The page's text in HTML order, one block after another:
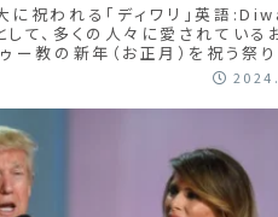
に祝われる「ディワリ」英語
て、多くの人々に愛されている
ー教の新年（お正月）を祝う祭